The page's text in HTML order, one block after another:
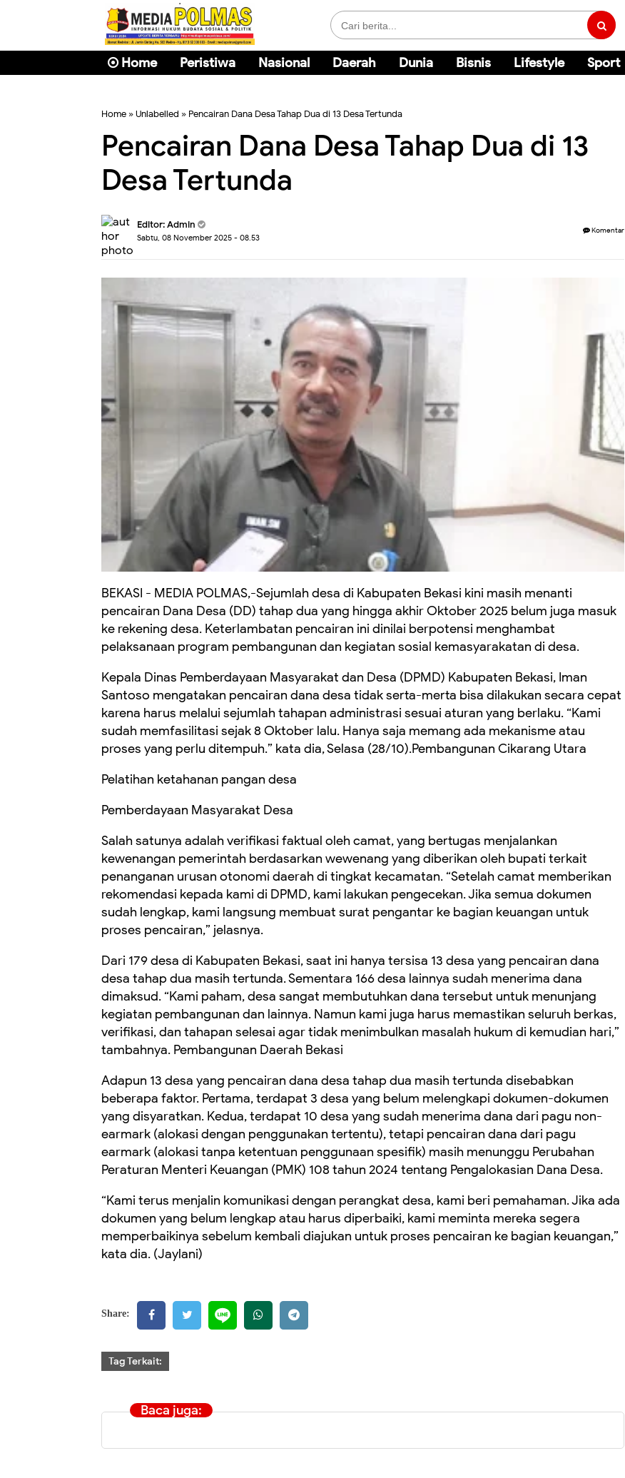
Home Peristiwa Nasional Daerah Dunia Bisnis Lifestyle Sport
Home » Unlabelled » Pencairan Dana Desa Tahap Dua di 13 Desa Tertunda
Pencairan Dana Desa Tahap Dua di 13
Desa Tertunda
Editor: Admin
Sabtu, 08 November 2025 - 08.53
Komentar
BEKASI - MEDIA POLMAS,-Sejumlah desa di Kabupaten Bekasi kini masih menanti
pencairan Dana Desa (DD) tahap dua yang hingga akhir Oktober 2025 belum juga masuk
ke rekening desa. Keterlambatan pencairan ini dinilai berpotensi menghambat
pelaksanaan program pembangunan dan kegiatan sosial kemasyarakatan di desa.
Kepala Dinas Pemberdayaan Masyarakat dan Desa (DPMD) Kabupaten Bekasi, Iman
Santoso mengatakan pencairan dana desa tidak serta-merta bisa dilakukan secara cepat
karena harus melalui sejumlah tahapan administrasi sesuai aturan yang berlaku. “Kami
sudah memfasilitasi sejak 8 Oktober lalu. Hanya saja memang ada mekanisme atau
proses yang perlu ditempuh.” kata dia, Selasa (28/10).Pembangunan Cikarang Utara
Pelatihan ketahanan pangan desa
Pemberdayaan Masyarakat Desa
Salah satunya adalah verifikasi faktual oleh camat, yang bertugas menjalankan
kewenangan pemerintah berdasarkan wewenang yang diberikan oleh bupati terkait
penanganan urusan otonomi daerah di tingkat kecamatan. “Setelah camat memberikan
rekomendasi kepada kami di DPMD, kami lakukan pengecekan. Jika semua dokumen
sudah lengkap, kami langsung membuat surat pengantar ke bagian keuangan untuk
proses pencairan,” jelasnya.
Dari 179 desa di Kabupaten Bekasi, saat ini hanya tersisa 13 desa yang pencairan dana
desa tahap dua masih tertunda. Sementara 166 desa lainnya sudah menerima dana
dimaksud. “Kami paham, desa sangat membutuhkan dana tersebut untuk menunjang
kegiatan pembangunan dan lainnya. Namun kami juga harus memastikan seluruh berkas,
verifikasi, dan tahapan selesai agar tidak menimbulkan masalah hukum di kemudian hari,”
tambahnya. Pembangunan Daerah Bekasi
Adapun 13 desa yang pencairan dana desa tahap dua masih tertunda disebabkan
beberapa faktor. Pertama, terdapat 3 desa yang belum melengkapi dokumen-dokumen
yang disyaratkan. Kedua, terdapat 10 desa yang sudah menerima dana dari pagu non-
earmark (alokasi dengan penggunakan tertentu), tetapi pencairan dana dari pagu
earmark (alokasi tanpa ketentuan penggunaan spesifik) masih menunggu Perubahan
Peraturan Menteri Keuangan (PMK) 108 tahun 2024 tentang Pengalokasian Dana Desa.
“Kami terus menjalin komunikasi dengan perangkat desa, kami beri pemahaman. Jika ada
dokumen yang belum lengkap atau harus diperbaiki, kami meminta mereka segera
memperbaikinya sebelum kembali diajukan untuk proses pencairan ke bagian keuangan,”
kata dia. (Jaylani)
Share:
Tag Terkait:
Baca juga: